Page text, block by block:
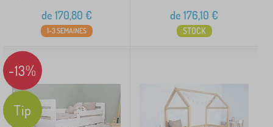
de 170,80 €
1-3 SEMAINES
de 176,10 €
STOCK
-13%
Tip